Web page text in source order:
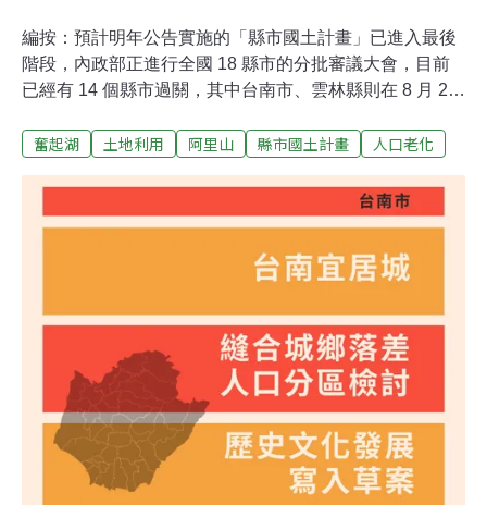
編按：預計明年公告實施的「縣市國土計畫」已進入最後
階段，內政部正進行全國 18 縣市的分批審議大會，目前
已經有 14 個縣市過關，其中台南市、雲林縣則在 8 月 25
心》秉持第一線採訪，除大會報導外，還將針對縣市特
點和總結。1970年代之後，嘉義縣人口呈現負成長，2018
年台灣進入高齡社會，嘉義縣則是目前老化指數最高的縣
智慧型工業園區（202公頃）、迎接台商回流的南靖農場
設，以及水上鄉、番路鄉多項都市計畫，帶起人口和產業
的成長動能。推估2036年的人口將增加到55萬人，2025
年前預計開發208公頃住商用地，以及16處、共計1132公
頃城鄉發展用地。
奮起湖 土地利用 阿里山 縣市國土計畫 人口老化